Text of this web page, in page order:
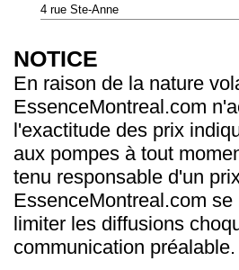
4 rue Ste-Anne
NOTICE
En raison de la nature
EssenceMontreal.com
l'exactitude des prix
aux pompes à tout
tenu responsable d'un
EssenceMontreal.com
limiter les diffusions
communication préalable.